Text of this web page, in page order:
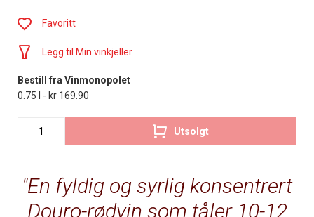
En fyldig og syrlig konsentrert
Douro-rødvin som tåler 10-12
Favoritt
Legg til Min vinkjeller
Bestill fra Vinmonopolet
0.75 l - kr 169.90
Utsolgt